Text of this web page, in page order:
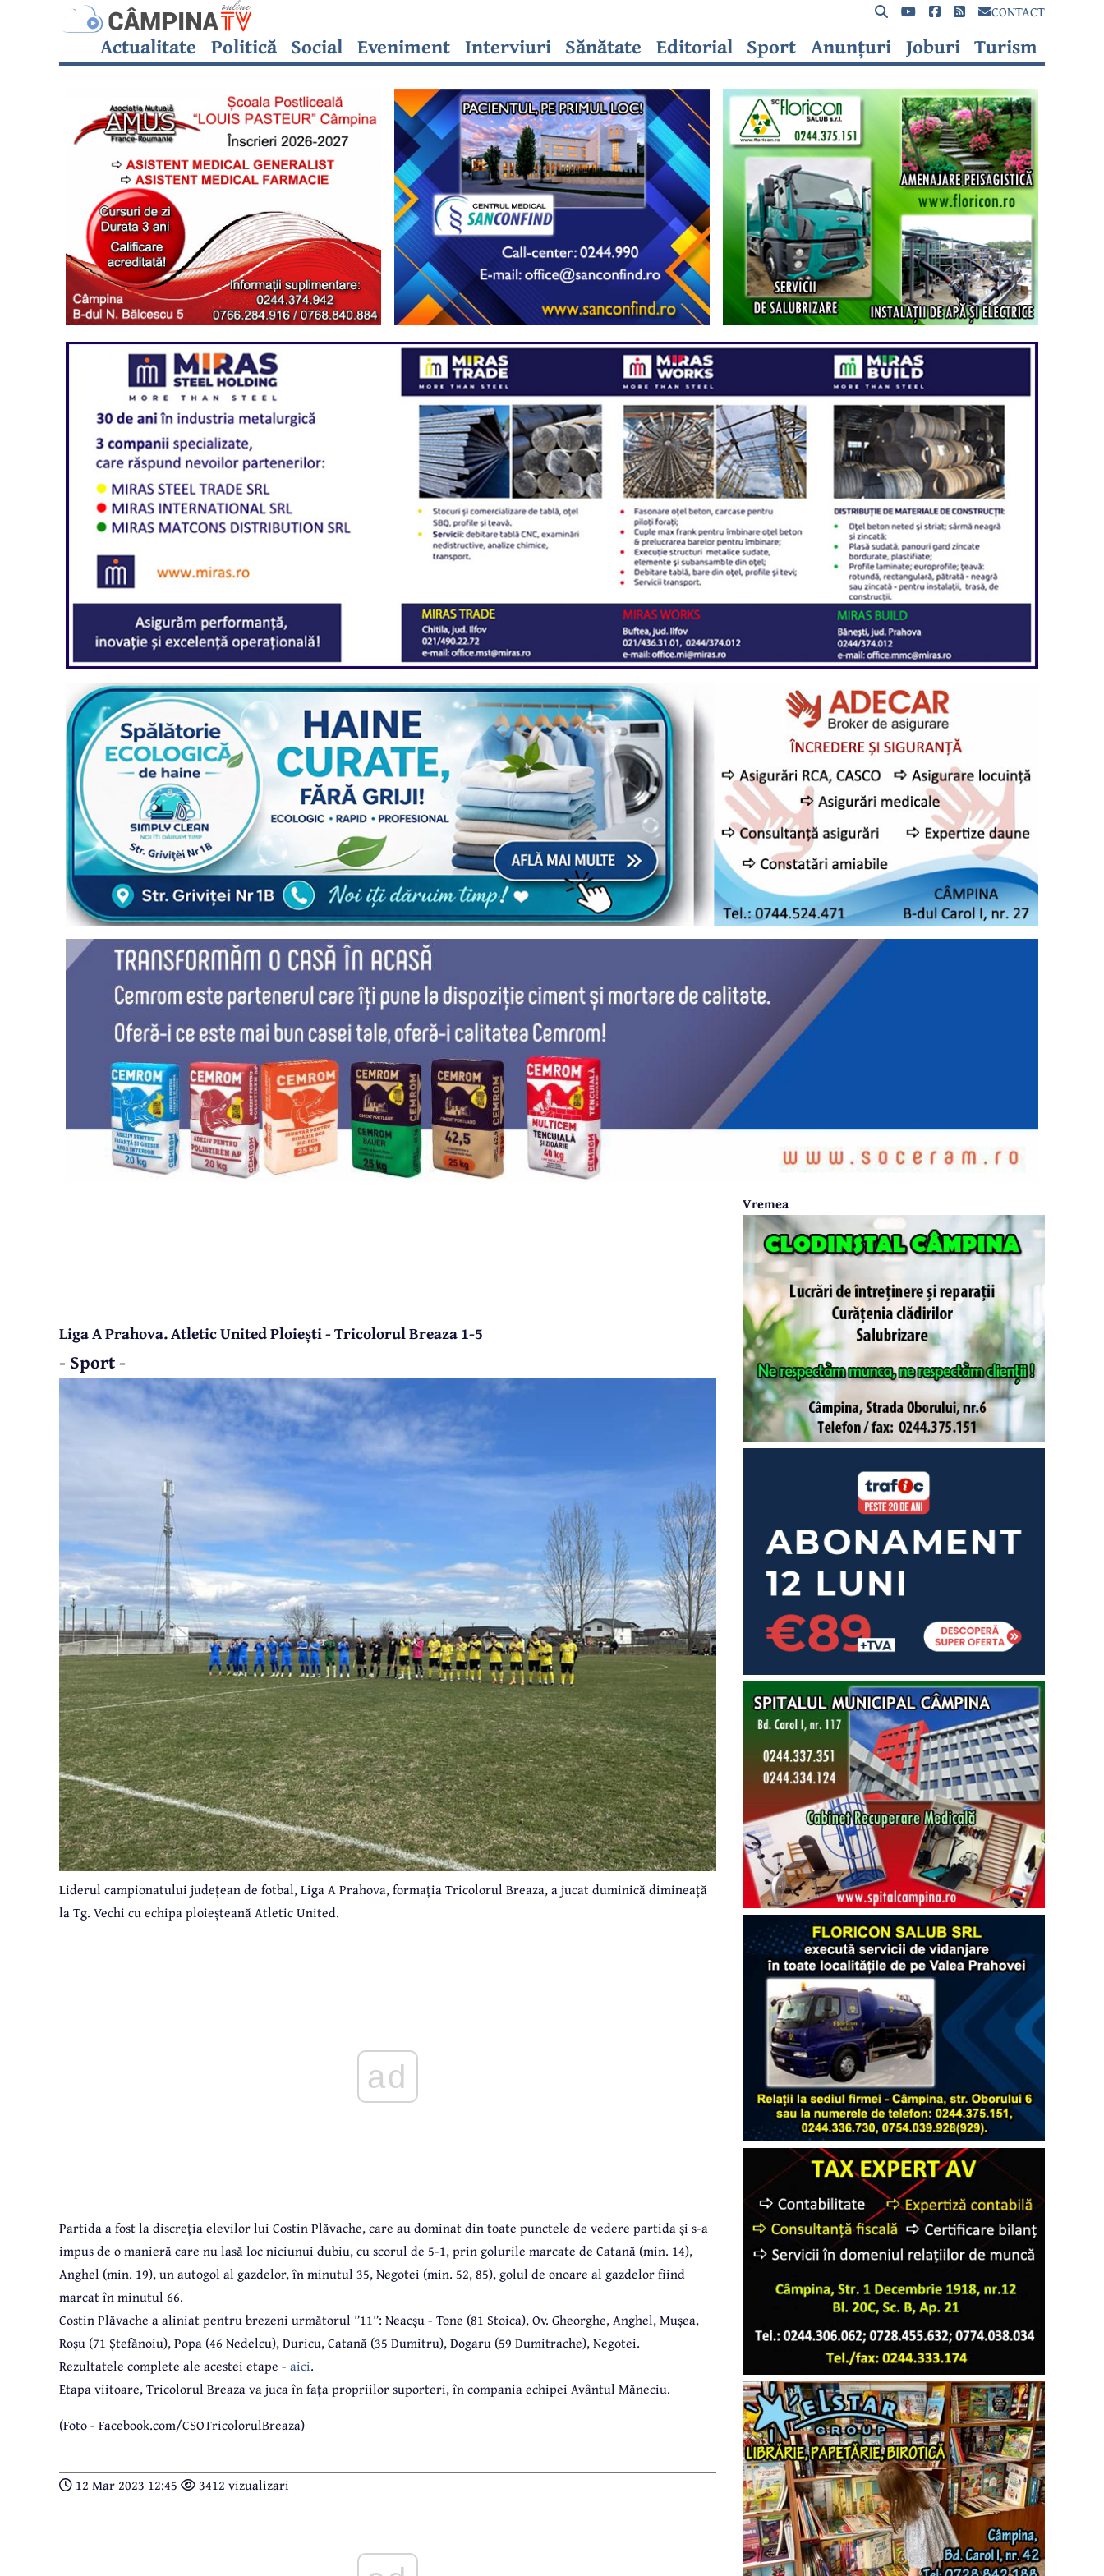
CONTACT
Actualitate Politică Social Eveniment Interviuri Sănătate Editorial Sport Anunțuri Joburi Turism
Liga A Prahova. Atletic United Ploiești - Tricolorul Breaza 1-5
- Sport -
Liderul campionatului județean de fotbal, Liga A Prahova, formația Tricolorul Breaza, a jucat duminică dimineață
la Tg. Vechi cu echipa ploieșteană Atletic United.
ad
Partida a fost la discreția elevilor lui Costin Plăvache, care au dominat din toate punctele de vedere partida și s-a
impus de o manieră care nu lasă loc niciunui dubiu, cu scorul de 5-1, prin golurile marcate de Catană (min. 14),
Anghel (min. 19), un autogol al gazdelor, în minutul 35, Negotei (min. 52, 85), golul de onoare al gazdelor fiind
marcat în minutul 66.
Costin Plăvache a aliniat pentru brezeni următorul ”11”: Neacșu - Tone (81 Stoica), Ov. Gheorghe, Anghel, Mușea,
Roșu (71 Ștefănoiu), Popa (46 Nedelcu), Duricu, Catană (35 Dumitru), Dogaru (59 Dumitrache), Negotei.
Rezultatele complete ale acestei etape - aici.
Etapa viitoare, Tricolorul Breaza va juca în fața propriilor suporteri, în compania echipei Avântul Măneciu.
(Foto - Facebook.com/CSOTricolorulBreaza)
12 Mar 2023 12:45 3412 vizualizari
Vremea